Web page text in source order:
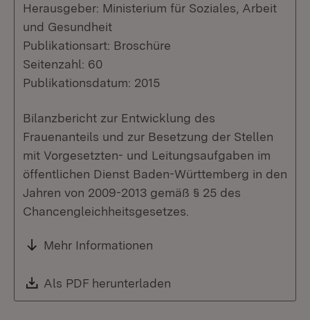
Herausgeber: Ministerium für Soziales, Arbeit
und Gesundheit
Publikationsart: Broschüre
Seitenzahl: 60
Publikationsdatum: 2015
Bilanzbericht zur Entwicklung des
Frauenanteils und zur Besetzung der Stellen
mit Vorgesetzten- und Leitungsaufgaben im
öffentlichen Dienst Baden-Württemberg in den
Jahren von 2009-2013 gemäß § 25 des
Chancengleichheitsgesetzes.
Mehr Informationen
Download:
Als PDF herunterladen